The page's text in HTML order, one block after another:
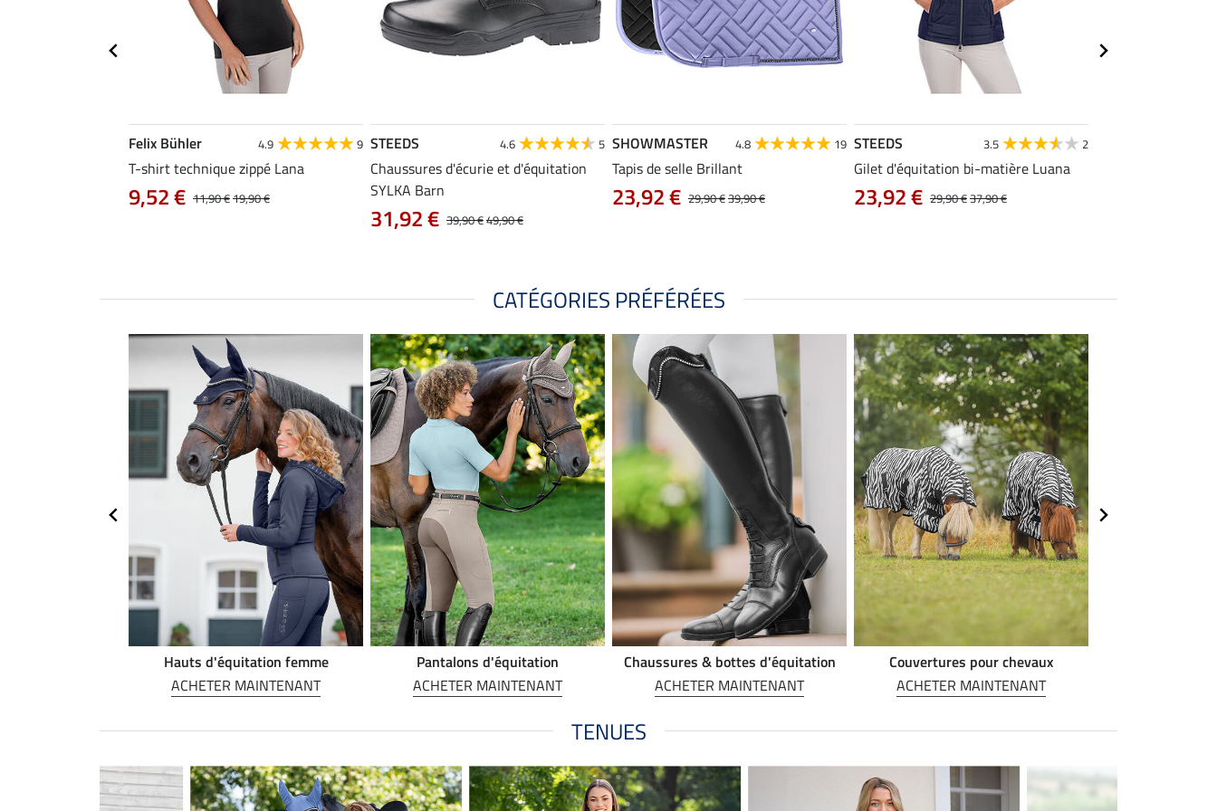
Felix Bühler 4.9 9
T-shirt technique zippé Lana
11,90 €19,90 €
9,52 €
STEEDS 4.6 5
Chaussures d'écurie et d'équitation
SYLKA Barn
39,90 €49,90 €
31,92 €
SHOWMASTER 4.8 19
Tapis de selle Brillant
29,90 €39,90 €
23,92 €
STEEDS 3.5 2
Gilet d'équitation bi-matière Luana
29,90 €37,90 €
23,92 €
CATÉGORIES PRÉFÉRÉES
Hauts d'équitation femme
ACHETER MAINTENANT
Pantalons d'équitation
ACHETER MAINTENANT
Chaussures & bottes d'équitation
ACHETER MAINTENANT
Couvertures pour chevaux
ACHETER MAINTENANT
TENUES